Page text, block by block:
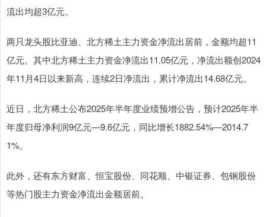
流出均超3亿元。
两只龙头股比亚迪、北方稀土主力资金净流出居前，金额均超11
亿元。其中北方稀土主力资金净流出11.05亿元，净流出额创2024
年11月4日以来新高，连续2日净流出，累计净流出14.68亿元。
近日，北方稀土公布2025年半年度业绩预增公告，预计2025年半
年度归母净利润9亿元—9.6亿元，同比增长1882.54%—2014.7
1%。
此外，还有东方财富、恒宝股份、同花顺、中银证券、包钢股份
等热门股主力资金净流出金额居前。